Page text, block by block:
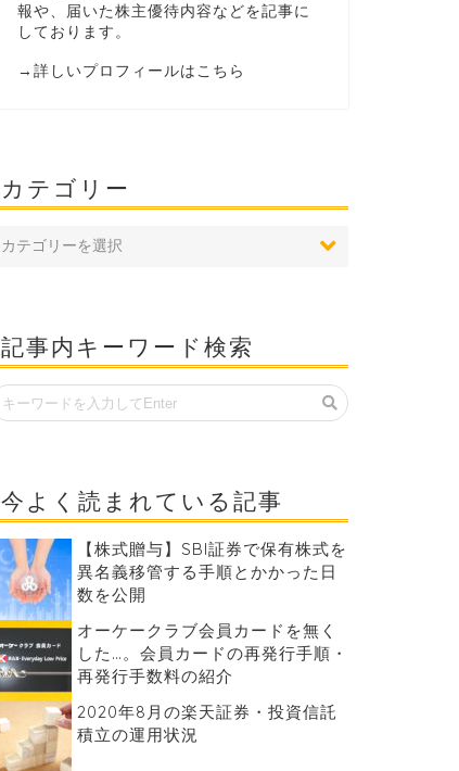
報や、届いた株主優待内容などを記事に
しております。
→ 詳しいプロフィールはこちら
カテゴリー
記事内キーワード検索
今よく読まれている記事
【株式贈与】SBI証券で保有株式を
異名義移管する手順とかかった日
数を公開
オーケークラブ会員カードを無く
した…。会員カードの再発行手順・
再発行手数料の紹介
2020年8月の楽天証券・投資信託
積立の運用状況